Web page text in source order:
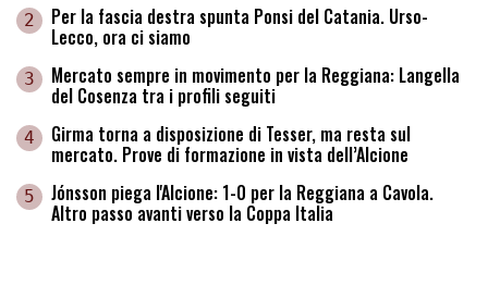
2 Per la fascia destra spunta Ponsi del Catania. Urso-
Lecco, ora ci siamo
3 Mercato sempre in movimento per la Reggiana: Langella
del Cosenza tra i profili seguiti
4 Girma torna a disposizione di Tesser, ma resta sul
mercato. Prove di formazione in vista dell’Alcione
5 Jónsson piega l'Alcione: 1-0 per la Reggiana a Cavola.
Altro passo avanti verso la Coppa Italia